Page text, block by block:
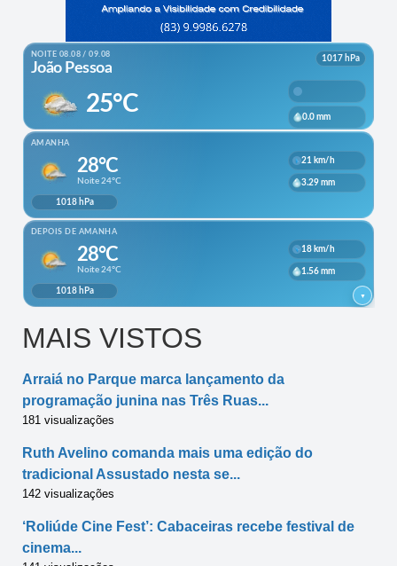
MAIS VISTOS
Arraiá no Parque marca lançamento da
programação junina nas Três Ruas...
181 visualizações
Ruth Avelino comanda mais uma edição do
tradicional Assustado nesta se...
142 visualizações
‘Roliúde Cine Fest’: Cabaceiras recebe festival de
cinema...